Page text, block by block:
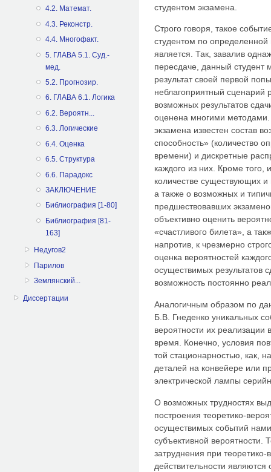
4.2. Математ.
4.3. Реконстр.
4.4. Многофакт.
5. ГЛАВА 5.1. Суд.-
мед.
5.2. Прогнозир.
6. ГЛАВА 6.1. Логика
6.2. Вероятн...
6.3. Логические
6.4. Оценка
6.5. Структура
6.6. Парадокс
ЗАКЛЮЧЕНИЕ
Библиография [1-80]
Библиография [81-
163]
Недугов2
Парилов
Землянский...
Диссертации
студентом экзамена.
Строго говоря, такое
студентом по
является. Так, завалив
пересдаче, данный студент
результат своей первой
неблагоприятный сценарий
возможных результатов
оценена многими
экзамена известен состав
способность» (количество
времени) и дискретные
каждого из них. Кроме
количестве существующих
а также о возможных и
предшествовавших
объективно оценить
«счастливого билета», а
напротив, к чрезмерно
оценка вероятностей
осуществимых результатов
возможность постоянно
Аналогичным образом по
Б.В. Гнеденко уникальных
вероятности их
время. Конечно, условия
той стационарностью, как,
деталей на конвейере или
электрической лампы
О возможных трудностях
построения теоретико-
осуществимых событий
субъективной вероятности.
затруднения при
действительности